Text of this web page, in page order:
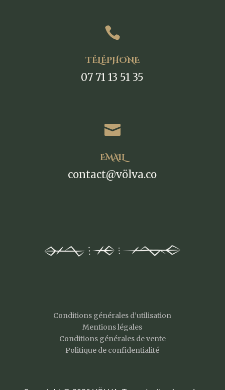

TÉLÉPHONE
07 71 13 51 35

EMAIL
contact@völva.co
Conditions générales d’utilisation
Mentions légales
Conditions générales de vente
Politique de confidentialité